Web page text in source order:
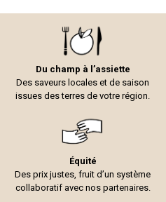
Du champ à l’assiette
Des saveurs locales et de saison
issues des terres de votre région.
Équité
Des prix justes, fruit d’un système
collaboratif avec nos partenaires.